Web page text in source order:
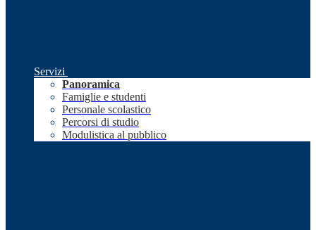
Servizi
Panoramica
Famiglie e studenti
Personale scolastico
Percorsi di studio
Modulistica al pubblico